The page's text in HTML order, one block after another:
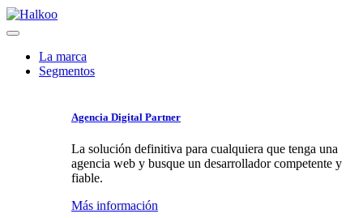
La marca
Segmentos
Agencia Digital Partner
La solución definitiva para cualquiera que tenga una
agencia web y busque un desarrollador competente y
fiable.
Más información